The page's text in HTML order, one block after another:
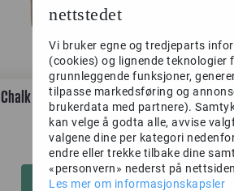
Chalk Cartel The Quarter 250g
349,-
Kjøp
nettstedet
Vi bruker egne og tredjeparts
(cookies) og lignende teknologier
grunnleggende funksjoner,
tilpasse markedsføring og
brukerdata med partnere).
kan velge å godta alle, avvise
valgene dine per kategori
endre eller trekke tilbake dine
«personvern» nederst på
Les mer om informasjonskapsler